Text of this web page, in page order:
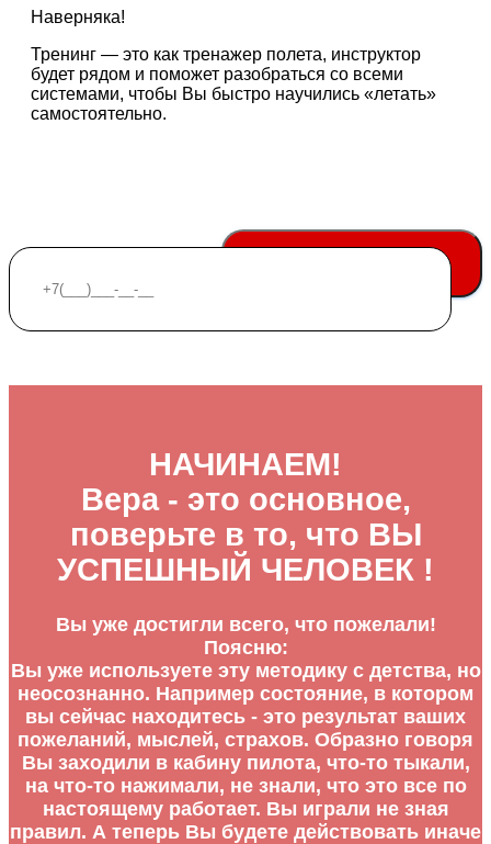
Наверняка!
Тренинг — это как тренажер полета, инструктор
будет рядом и поможет разобраться со всеми
системами, чтобы Вы быстро научились «летать»
самостоятельно.
НАЧИНАЕМ!
Вера - это основное,
поверьте в то, что ВЫ
УСПЕШНЫЙ ЧЕЛОВЕК !
Вы уже достигли всего, что пожелали!
Поясню:
Вы уже используете эту методику с детства, но
неосознанно. Например состояние, в котором
вы сейчас находитесь - это результат ваших
пожеланий, мыслей, страхов. Образно говоря
Вы заходили в кабину пилота, что-то тыкали,
на что-то нажимали, не знали, что это все по
настоящему работает. Вы играли не зная
правил. А теперь Вы будете действовать иначе